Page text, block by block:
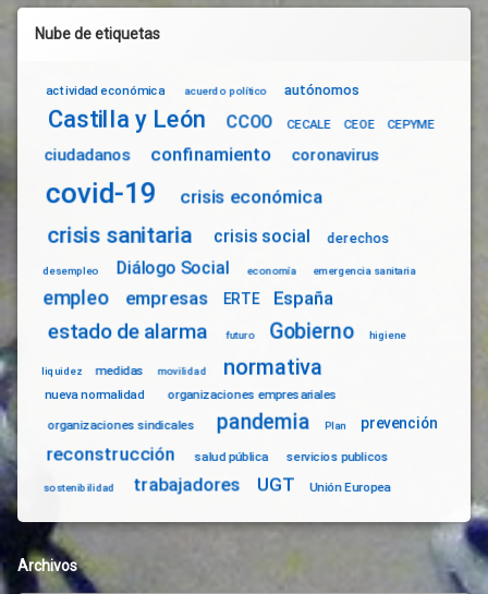
Nube de etiquetas
actividad económica acuerdo político autónomos
Castilla y León CCOO CECALE CEOE CEPYME
ciudadanos confinamiento coronavirus
covid-19 crisis económica
crisis sanitaria crisis social derechos
desempleo Diálogo Social economía emergencia sanitaria
empleo empresas ERTE España
estado de alarma futuro Gobierno higiene
liquidez medidas movilidad normativa
nueva normalidad organizaciones empresariales
organizaciones sindicales pandemia Plan prevención
reconstrucción salud pública servicios publicos
sostenibilidad trabajadores UGT Unión Europea
Archivos